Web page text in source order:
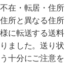
在・転居・住所
所と異なる住所
に転送する送料
ました。送り状
十分にご注意を